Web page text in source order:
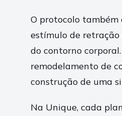
O protocolo
estímulo de
do contorno
remodelamento de
construção de uma
Na Unique, cada